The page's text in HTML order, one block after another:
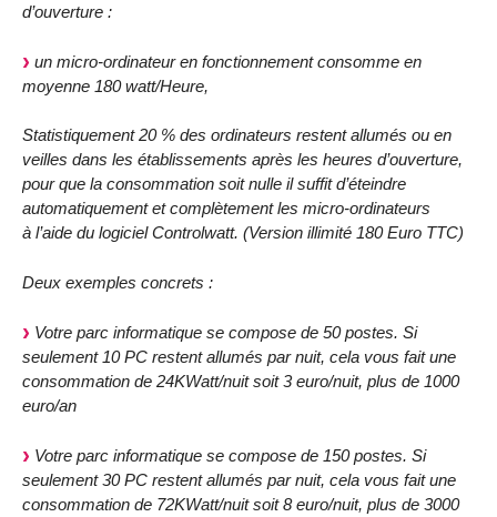
d’ouverture :
un micro-ordinateur en fonctionnement consomme en
moyenne 180 watt/Heure,
Statistiquement 20 % des ordinateurs restent allumés ou en
veilles dans les établissements après les heures d’ouverture,
pour que la consommation soit nulle il suffit d’éteindre
automatiquement et complètement les micro-ordinateurs
à l’aide du logiciel Controlwatt. (Version illimité 180 Euro TTC)
Deux exemples concrets :
Votre parc informatique se compose de 50 postes. Si
seulement 10 PC restent allumés par nuit, cela vous fait une
consommation de 24KWatt/nuit soit 3 euro/nuit, plus de 1000
euro/an
Votre parc informatique se compose de 150 postes. Si
seulement 30 PC restent allumés par nuit, cela vous fait une
consommation de 72KWatt/nuit soit 8 euro/nuit, plus de 3000